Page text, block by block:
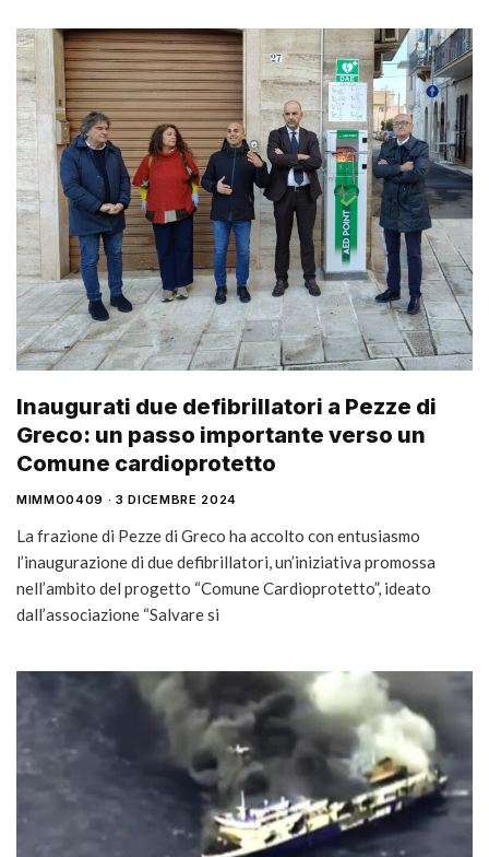
Inaugurati due defibrillatori a Pezze di
Greco: un passo importante verso un
Comune cardioprotetto
MIMMO0409 3 DICEMBRE 2024
La frazione di Pezze di Greco ha accolto con entusiasmo
l’inaugurazione di due defibrillatori, un’iniziativa promossa
nell’ambito del progetto “Comune Cardioprotetto”, ideato
dall’associazione “Salvare si